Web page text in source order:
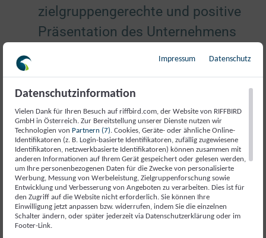
zielgruppengerechte und positive
Präsentation des Unternehmens
nützlich und das muss auch in den
Netzwerken wie Facebook,
Instagram und ggf. TikTok
stattfinden!
Passiver Ansatz: Das passive
Recruiting setzt auf klassische
Stellenanzeigen, die z. B. in
Jobbörsen veröffentlicht werden,
Impressum Datenschutz
Datenschutzinformation
Vielen Dank für Ihren Besuch auf riffbird.com, der Website von RIFFBIRD
GmbH in Österreich. Zur Bereitstellung unserer Dienste nutzen wir
Technologien von Partnern (7). Cookies, Geräte- oder ähnliche Online-
Identifikatoren (z. B. Login-basierte Identifikatoren, zufällig zugewiesene
Identifikatoren, netzwerkbasierte Identifikatoren) können zusammen mit
anderen Informationen auf Ihrem Gerät gespeichert oder gelesen werden,
um Ihre personenbezogenen Daten für die Zwecke von personalisierte
Werbung, Messung von Werbeleistung, Zielgruppenforschung sowie
Entwicklung und Verbesserung von Angeboten zu verarbeiten. Dies ist für
den Zugriff auf die Website nicht erforderlich. Sie können Ihre
Einwilligung jetzt anpassen bzw. widerrufen, indem Sie die einzelnen
Schalter ändern, oder später jederzeit via Datenschutzerklärung oder im
Footer-Link.